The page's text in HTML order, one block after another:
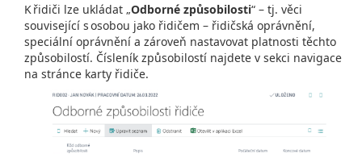
K řidiči lze ukládat „Odborné způsobilosti“ – tj. věci
související s osobou jako řidičem – řidičská oprávnění,
speciální oprávnění a zároveň nastavovat platnosti těchto
způsobilostí. Čísleník způsobilostí najdete v sekci navigace
na stránce karty řidiče.